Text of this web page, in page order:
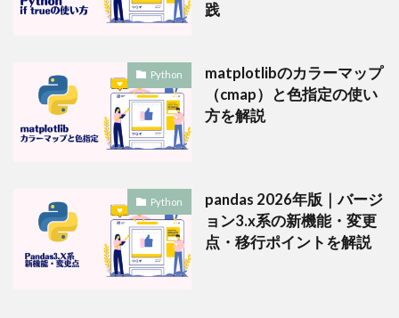
践
Python
matplotlibのカラーマップ
（cmap）と色指定の使い
方を解説
Python
pandas 2026年版｜バージ
ョン3.x系の新機能・変更
点・移行ポイントを解説